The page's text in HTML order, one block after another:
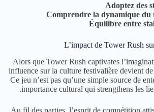
Adoptez des
Comprendre la dynamique du
Équilibre entre
L’impact de Tower Rush
Alors que Tower Rush captivates
influence sur la culture festivalière devient
Ce jeu n’est pas qu’une simple source de
importance cultural qui strengthens les